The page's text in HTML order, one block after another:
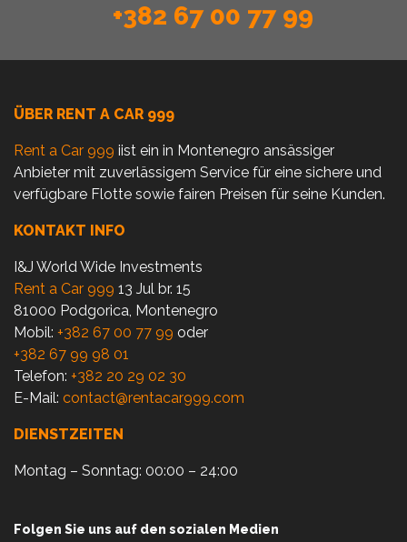
+382 67 00 77 99
ÜBER RENT A CAR 999
Rent a Car 999 iist ein in Montenegro ansässiger
Anbieter mit zuverlässigem Service für eine sichere und
verfügbare Flotte sowie fairen Preisen für seine Kunden.
KONTAKT INFO
I&J World Wide Investments
Rent a Car 999 13 Jul br. 15
81000 Podgorica, Montenegro
Mobil: +382 67 00 77 99 oder
+382 67 99 98 01
Telefon: +382 20 29 02 30
E-Mail: contact@rentacar999.com
DIENSTZEITEN
Montag – Sonntag: 00:00 – 24:00
Folgen Sie uns auf den sozialen Medien